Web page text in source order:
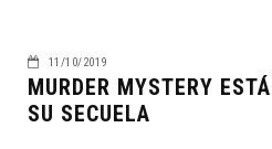
11/10/2019
MURDER MYSTERY
SU SECUELA